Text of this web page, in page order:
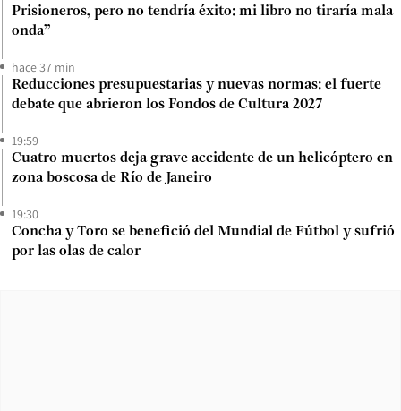
Prisioneros, pero no tendría éxito: mi libro no tiraría mala
onda”
hace 37 min
Reducciones presupuestarias y nuevas normas: el fuerte
debate que abrieron los Fondos de Cultura 2027
19:59
Cuatro muertos deja grave accidente de un helicóptero en
zona boscosa de Río de Janeiro
19:30
Concha y Toro se benefició del Mundial de Fútbol y sufrió
por las olas de calor